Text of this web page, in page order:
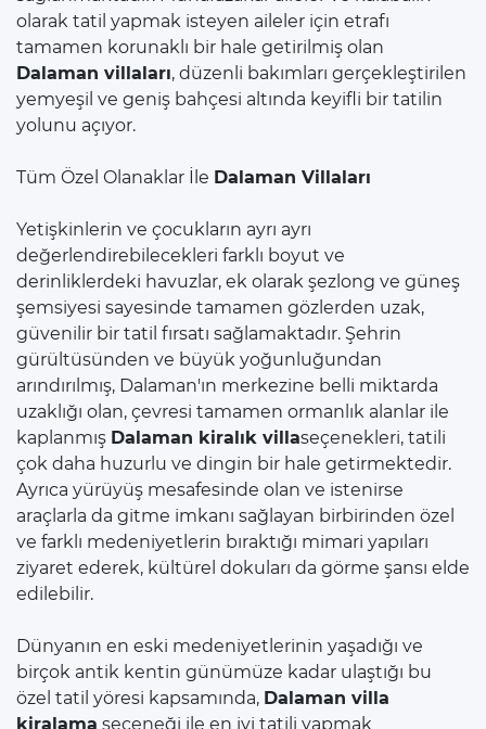
olarak tatil yapmak isteyen aileler için etrafı
tamamen korunaklı bir hale getirilmiş olan
Dalaman villaları, düzenli bakımları gerçekleştirilen
yemyeşil ve geniş bahçesi altında keyifli bir tatilin
yolunu açıyor.
Tüm Özel Olanaklar İle Dalaman Villaları
Yetişkinlerin ve çocukların ayrı ayrı
değerlendirebilecekleri farklı boyut ve
derinliklerdeki havuzlar, ek olarak şezlong ve güneş
şemsiyesi sayesinde tamamen gözlerden uzak,
güvenilir bir tatil fırsatı sağlamaktadır. Şehrin
gürültüsünden ve büyük yoğunluğundan
arındırılmış, Dalaman'ın merkezine belli miktarda
uzaklığı olan, çevresi tamamen ormanlık alanlar ile
kaplanmış Dalaman kiralık villaseçenekleri, tatili
çok daha huzurlu ve dingin bir hale getirmektedir.
Ayrıca yürüyüş mesafesinde olan ve istenirse
araçlarla da gitme imkanı sağlayan birbirinden özel
ve farklı medeniyetlerin bıraktığı mimari yapıları
ziyaret ederek, kültürel dokuları da görme şansı elde
edilebilir.
Dünyanın en eski medeniyetlerinin yaşadığı ve
birçok antik kentin günümüze kadar ulaştığı bu
özel tatil yöresi kapsamında, Dalaman villa
kiralama seçeneği ile en iyi tatili yapmak